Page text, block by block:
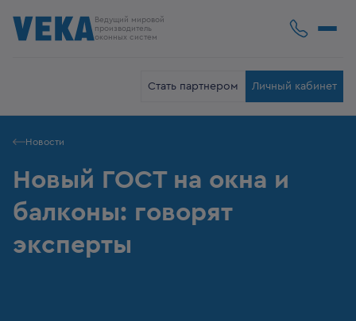
Ведущий мировой
производитель
оконных систем
Стать партнером Личный кабинет
Новости
Новый ГОСТ на окна и
балконы: говорят
эксперты